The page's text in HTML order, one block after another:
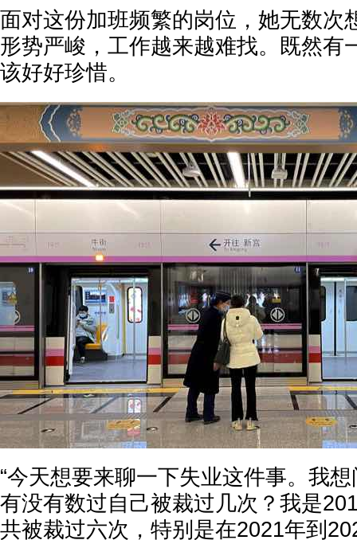
面对这份加班频繁的岗位，她无数次
形势严峻，工作越来越难找。既然有
该好好珍惜。
“今天想要来聊一下失业这件事。我
有没有数过自己被裁过几次？我是
共被裁过六次，特别是在2021年到